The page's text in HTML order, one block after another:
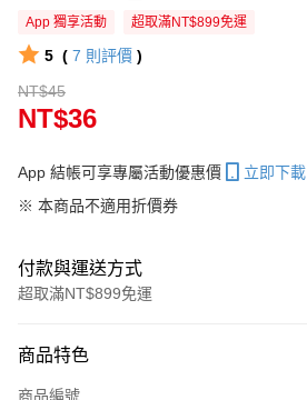
App 獨享活動 超取滿NT$899免運
5 ( 7 則評價 )
NT$45
NT$36
App 結帳可享專屬活動優惠價
立即下載
※ 本商品不適用折價券
付款與運送方式
超取滿NT$899免運
信用卡一次付款
商品特色
商品編號